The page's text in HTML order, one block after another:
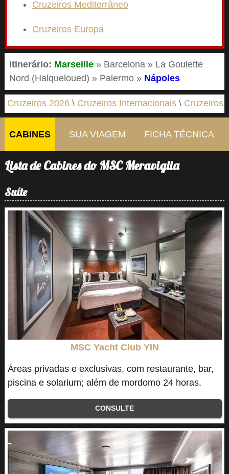
Cruzeiros Mediterrâneo
Cruzeiros Europa
Itinerário: Marseille » Barcelona » La Goulette
Nord (Halqueloued) » Palermo » Nápoles
Cruzeiros 2026 Cruzeiros Internacionais Cruzeiros
CABINES SUA VIAGEM FICHA TÉCNICA
Lista de Cabines do MSC Meraviglia
Suíte
MSC Yacht Club YIN
Áreas privadas e exclusivas, com restaurante, bar,
piscina e solarium; além de mordomo 24 horas.
CONSULTE